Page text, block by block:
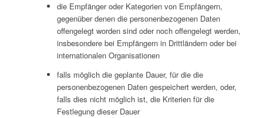
die Empfänger oder Kategorien von Empfängern,
gegenüber denen die personenbezogenen Daten
offengelegt worden sind oder noch offengelegt werden,
insbesondere bei Empfängern in Drittländern oder bei
internationalen Organisationen
falls möglich die geplante Dauer, für die die
personenbezogenen Daten gespeichert werden, oder,
falls dies nicht möglich ist, die Kriterien für die
Festlegung dieser Dauer